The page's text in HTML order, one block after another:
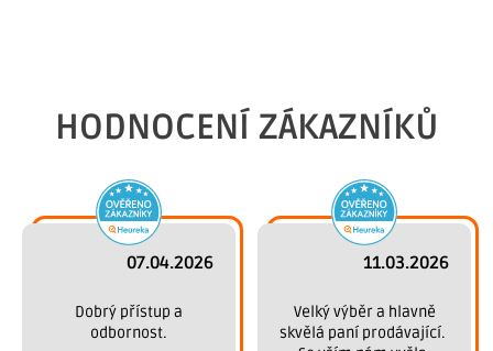
HODNOCENÍ ZÁKAZNÍKŮ
07.04.2026
odbornost.
11.03.2026
skvělá paní prodávající.